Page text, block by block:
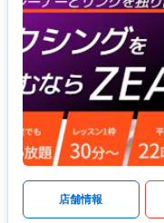
店舗情報